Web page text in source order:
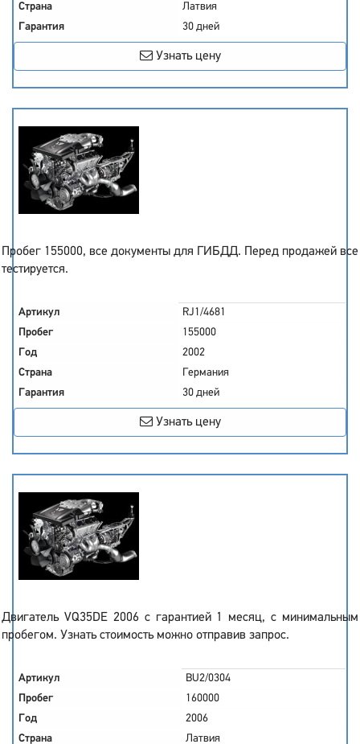
Страна
Латвия
Гарантия
30 дней
Узнать цену
Пробег 155000, все документы для ГИБДД. Перед продажей все
тестируется.
Артикул
RJ1/4681
Пробег
155000
Год
2002
Страна
Германия
Гарантия
30 дней
Узнать цену
Двигатель VQ35DE 2006 с гарантией 1 месяц, с минимальным
пробегом. Узнать стоимость можно отправив запрос.
Артикул
BU2/0304
Пробег
160000
Год
2006
Страна
Латвия